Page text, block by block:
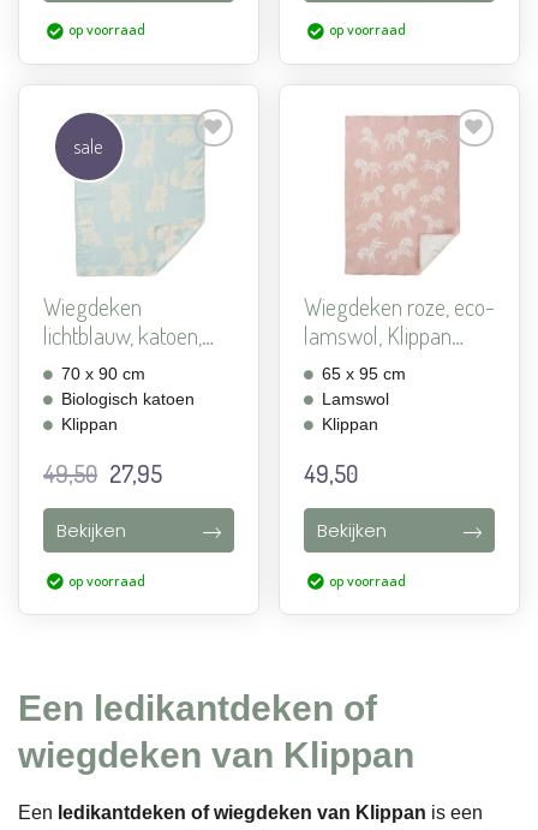
op voorraad op voorraad
sale
Aan
verlanglijst
toevoegen
Wiegdeken
lichtblauw, katoen,
Klippan Sm...
70 x 90 cm
Biologisch katoen
Klippan
49,50 Oorspronkelijke
was:
49,50.
27,95Huidige
27,95.
Bekijken
op voorraad
Aan
toevoegen
Wiegdeken roze, eco-
lamswol, Klippan
Pon...
65 x 95 cm
Lamswol
Klippan
49,50
Bekijken
op voorraad
Een ledikantdeken of
wiegdeken van Klippan
Een ledikantdeken of wiegdeken van Klippan is een